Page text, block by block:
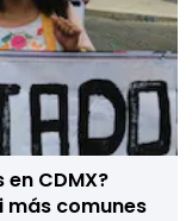
CDMX?
más comunes